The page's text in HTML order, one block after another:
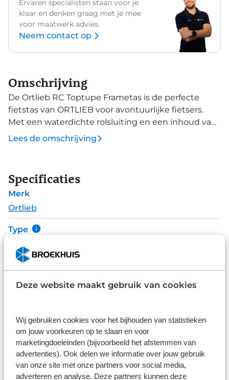
Deze website maakt gebruik van cookies
Wij gebruiken cookies voor het bijhouden van statistieken
om jouw voorkeuren op te slaan en voor
marketingdoeleinden (bijvoorbeeld het afstemmen van
advertenties). Ook delen we informatie over jouw gebruik
van onze site met onze partners voor social media,
adverteren en analyse. Deze partners kunnen deze
Ervaren specialisten staan voor je
klaar en denken graag met je mee
voor maatwerk advies.
Neem contact op
Omschrijving
De Ortlieb RC Toptupe Frametas is de perfecte
fietstas van ORTLIEB voor avontuurlijke fietsers.
Met een waterdichte rolsluiting en een inhoud van
vier liter biedt deze tas ruimte voor al je belangrijke
spullen. Eenvoudig te bevestigen met robuuste
Lees de omschrijving
Specificaties
Merk
Ortlieb
Type
Alle specificaties
Disclaimer
Wat klanten over ons zeggen